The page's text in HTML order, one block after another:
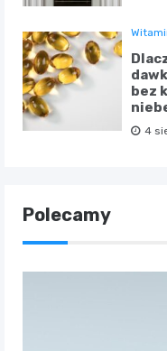
bez
4
Polecamy